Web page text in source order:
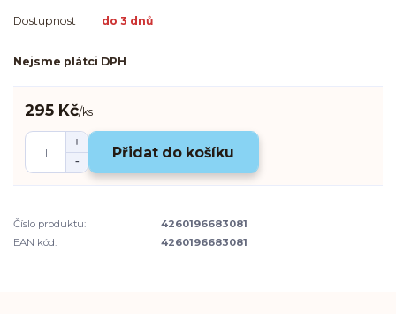
Dostupnost do 3 dnů
Nejsme plátci DPH
295 Kč/ks
Přidat do košíku
Číslo produktu:
4260196683081
EAN kód:
4260196683081